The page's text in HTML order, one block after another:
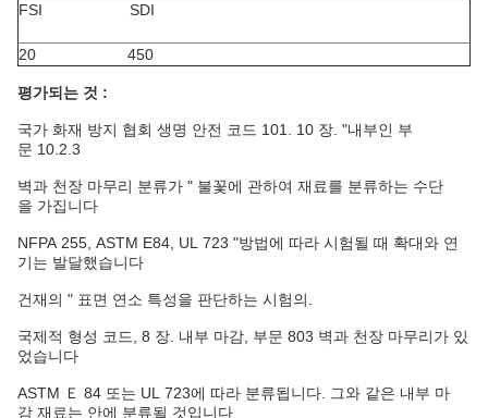
FSI SDI
20 450
평가되는 것 :
국가 화재 방지 협회 생명 안전 코드 101. 10 장. "내부인 부
문 10.2.3
벽과 천장 마무리 분류가 " 불꽃에 관하여 재료를 분류하는 수단
을 가집니다
NFPA 255, ASTM E84, UL 723 "방법에 따라 시험될 때 확대와 연
기는 발달했습니다
건재의 " 표면 연소 특성을 판단하는 시험의.
국제적 형성 코드, 8 장. 내부 마감, 부문 803 벽과 천장 마무리가 있
었습니다
ASTM Ｅ 84 또는 UL 723에 따라 분류됩니다. 그와 같은 내부 마
감 재료는 안에 분류될 것입니다